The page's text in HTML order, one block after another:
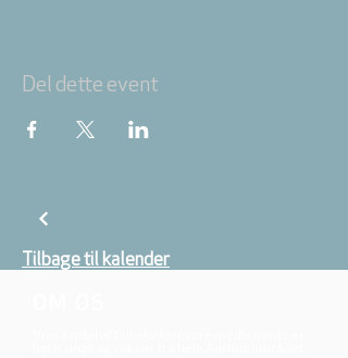
Del dette event
Tilbage til kalender